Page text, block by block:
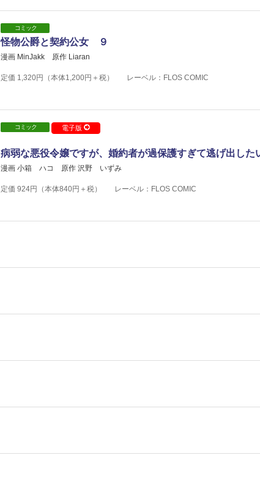
コミック
怪物公爵と契約公女 ９
漫画 MinJakk 原作 Liaran
定価 1,320円（本体1,200円＋税） レーベル：FLOS COMIC
コミック 電子版
病弱な悪役令嬢ですが、婚約者が過保護すぎて逃げ出し
漫画 小箱 ハコ 原作 沢野 いずみ
定価 924円（本体840円＋税） レーベル：FLOS COMIC